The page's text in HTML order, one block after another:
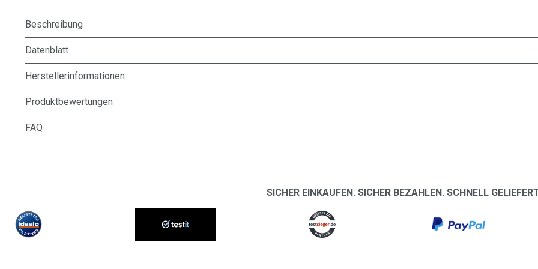
Beschreibung
Datenblatt
Herstellerinformationen
Produktbewertungen
FAQ
SICHER EINKAUFEN. SICHER BEZAHLEN. SCHNELL